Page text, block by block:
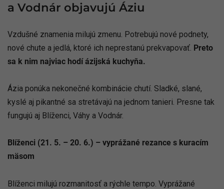
a Vodnár objavujú Áziu
Vzdušné znamenia milujú zmenu. Potrebujú nové podnety,
nové chute a jedlá, ktoré ich neprestanú prekvapovať. Preto
sa k nim najviac hodí ázijská kuchyňa.
Ázia ponúka nekonečné kombinácie chutí. Sladké, slané,
kyslé aj pikantné sa stretávajú na jednom tanieri. Presne tak
fungujú aj Blíženci, Váhy a Vodnár.
Blíženci (21. 5. – 20. 6.) – vyprážané rezance s kuracím
mäsom
Blíženci milujú rozmanitosť a rýchle tempo. Vyprážané